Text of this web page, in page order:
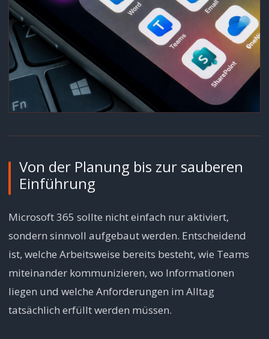
Von der Planung bis zur sauberen
Einführung
Microsoft 365 sollte nicht einfach nur aktiviert,
sondern sinnvoll aufgebaut werden. Entscheidend
ist, welche Arbeitsweise bereits besteht, wie Teams
miteinander kommunizieren, wo Informationen
liegen und welche Anforderungen im Alltag
tatsächlich erfüllt werden müssen.